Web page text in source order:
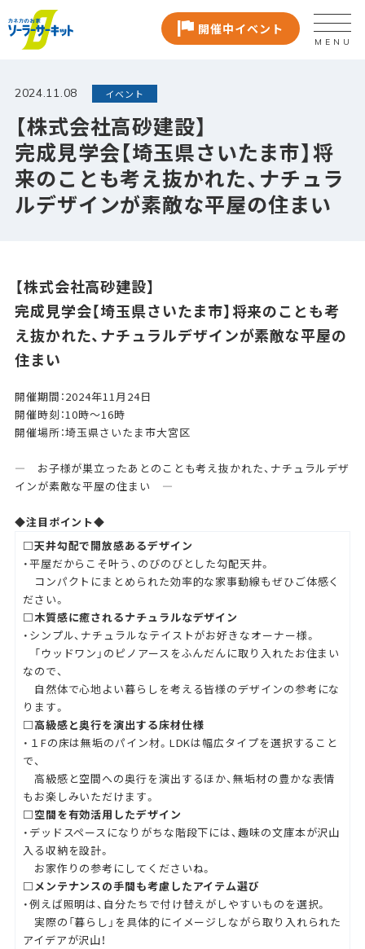
開催中イベント
MENU
2024.11.08 イベント
【株式会社高砂建設】
完成見学会【埼玉県さいたま市】将
来のことも考え抜かれた、ナチュラ
ルデザインが素敵な平屋の住まい
【株式会社高砂建設】
完成見学会【埼玉県さいたま市】将来のことも考
え抜かれた、ナチュラルデザインが素敵な平屋の
住まい
開催期間：2024年11月24日
開催時刻：10時～16時
開催場所：埼玉県さいたま市大宮区
— お子様が巣立ったあとのことも考え抜かれた、ナチュラルデザ
インが素敵な平屋の住まい —
◆注目ポイント◆
□天井勾配で開放感あるデザイン
・平屋だからこそ叶う、のびのびとした勾配天井。
コンパクトにまとめられた効率的な家事動線もぜひご体感く
ださい。
□木質感に癒されるナチュラルなデザイン
・シンプル、ナチュラルなテイストがお好きなオーナー様。
「ウッドワン」のピノアースをふんだんに取り入れたお住まい
なので、
自然体で心地よい暮らしを考える皆様のデザインの参考にな
ります。
□高級感と奥行を演出する床材仕様
・１Fの床は無垢のパイン材。LDKは幅広タイプを選択すること
で、
高級感と空間への奥行を演出するほか、無垢材の豊かな表情
もお楽しみいただけます。
□空間を有効活用したデザイン
・デッドスペースになりがちな階段下には、趣味の文庫本が沢山
入る収納を設計。
お家作りの参考にしてくださいね。
□メンテナンスの手間も考慮したアイテム選び
・例えば照明は、自分たちで付け替えがしやすいものを選択。
実際の「暮らし」を具体的にイメージしながら取り入れられた
アイデアが沢山！